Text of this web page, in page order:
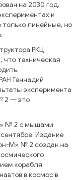
на 2030 год.
и
только линейные, но
РКЦ
что техническая
Геннадий
эксперимента
2 — это
№ 2 с мышами
Издание
М» № 2 создан на
корабля
в космос в